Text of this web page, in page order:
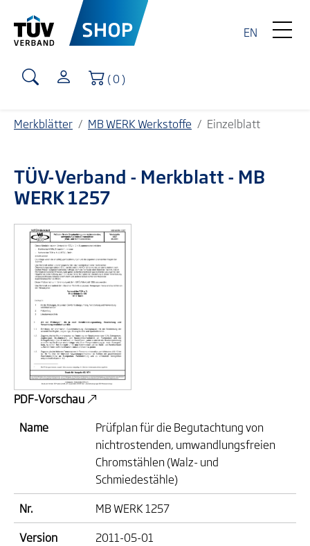
EN
Warenkorb
( 0 )
Merkblätter MB WERK Werkstoffe Einzelblatt
TÜV-Verband - Merkblatt - MB
WERK 1257
PDF-Vorschau
Name
Prüfplan für die Begutachtung von
nichtrostenden, umwandlungsfreien
Chromstählen (Walz- und
Schmiedestähle)
Nr.
MB WERK 1257
Version
2011-05-01